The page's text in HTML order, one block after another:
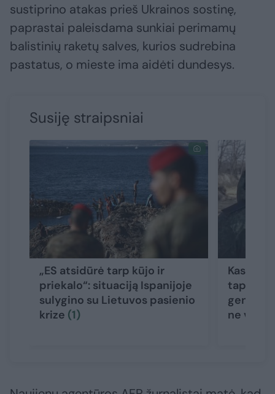
sustiprino atakas prieš Ukrainos sostinę,
paprastai paleisdama sunkiai perimamų
balistinių raketų salves, kurios sudrebina
pastatus, o mieste ima aidėti dundesys.
Susiję straipsniai
„ES atsidūrė tarp kūjo ir
priekalo“: situaciją Ispanijoje
sulygino su Lietuvos pasienio
krize (1)
Kas yra
tapęs
ne